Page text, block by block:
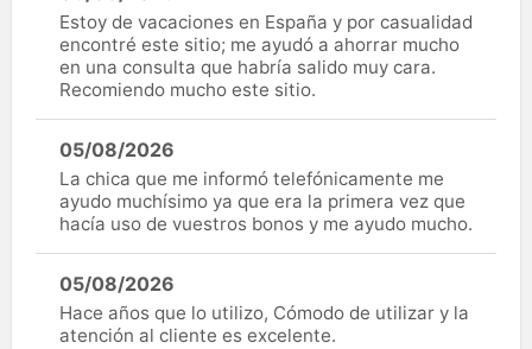
Estoy de vacaciones en España y por casualidad
encontré este sitio; me ayudó a ahorrar mucho
en una consulta que habría salido muy cara.
Recomiendo mucho este sitio.
05/08/2026
La chica que me informó telefónicamente me
ayudo muchísimo ya que era la primera vez que
hacía uso de vuestros bonos y me ayudo mucho.
05/08/2026
Hace años que lo utilizo, Cómodo de utilizar y la
atención al cliente es excelente.